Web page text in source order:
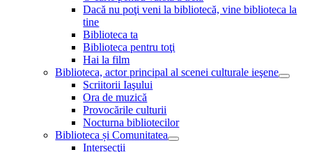
Dacă nu poţi veni la bibliotecă, vine biblioteca la
tine
Biblioteca ta
Biblioteca pentru toţi
Hai la film
Biblioteca, actor principal al scenei culturale ieşene
Scriitorii Iaşului
Ora de muzică
Provocările culturii
Nocturna bibliotecilor
Biblioteca și Comunitatea
Intersecţii